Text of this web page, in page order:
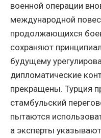
военной операции
международной
продолжающихся
сохраняют
будущему
дипломатические
прекращены. Турция
стамбульский
пытаются
а эксперты